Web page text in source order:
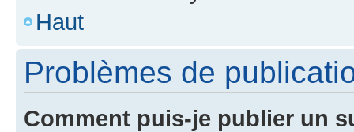
Haut
Problèmes de
Comment puis-je publier un